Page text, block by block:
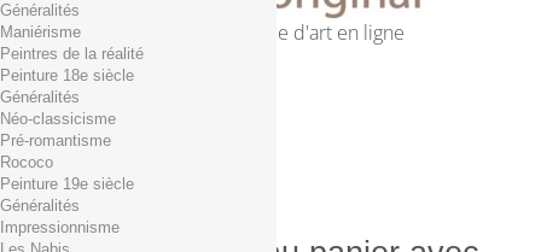
Première librairie d'art en ligne
Panier (vide)
Aucun produit
0,01€ dès 29€ d'achat
0,00 € Total
Commander
Généralités
Maniérisme
Peintres de la réalité
Peinture 18e siècle
Généralités
Néo-classicisme
Pré-romantisme
Rococo
Peinture 19e siècle
Généralités
Impressionnisme